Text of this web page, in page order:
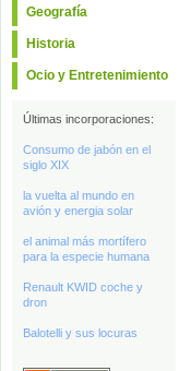
Geografía
Historia
Ocio y Entretenimiento
Últimas incorporaciones:
Consumo de jabón en el
siglo XIX
la vuelta al mundo en
avión y energia solar
el animal más mortífero
para la especie humana
Renault KWID coche y
dron
Balotelli y sus locuras